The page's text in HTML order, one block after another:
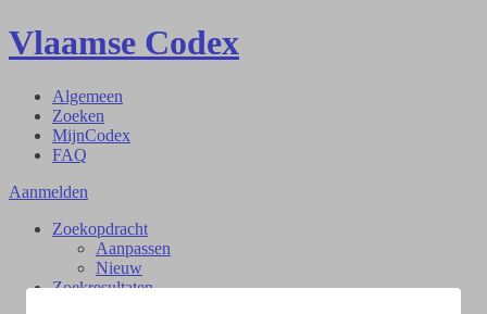
Vlaamse Codex
Algemeen
Zoeken
MijnCodex
FAQ
Aanmelden
Zoekopdracht
Aanpassen
Nieuw
Zoekresultaten